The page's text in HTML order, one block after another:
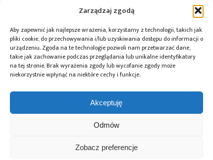
Zarządzaj zgodą
Aby zapewnić jak najlepsze wrażenia, korzystamy z technologii, takich jak
pliki cookie, do przechowywania i/lub uzyskiwania dostępu do informacji o
urządzeniu. Zgoda na te technologie pozwoli nam przetwarzać dane,
takie jak zachowanie podczas przeglądania lub unikalne identyfikatory
na tej stronie. Brak wyrażenia zgody lub wycofanie zgody może
niekorzystnie wpłynąć na niektóre cechy i funkcje.
Akceptuję
Odmów
Zobacz preferencje
Tagi:branża półprzewodnikowa,centra danych,
David Pain,Druk 3D,druk 3D w metalu,ECAM,
elektronika,Fabric8Labs,Jeff Herman,Noboru Saito
TDK,technologia addytywna,telekomunikacja